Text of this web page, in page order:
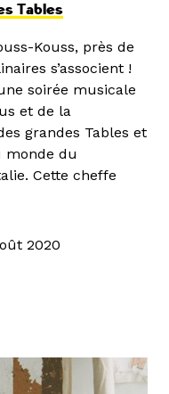
Tables
Kouss, près de
s’associent !
soirée musicale
et de la
grandes Tables et
monde du
Cette cheffe
2020